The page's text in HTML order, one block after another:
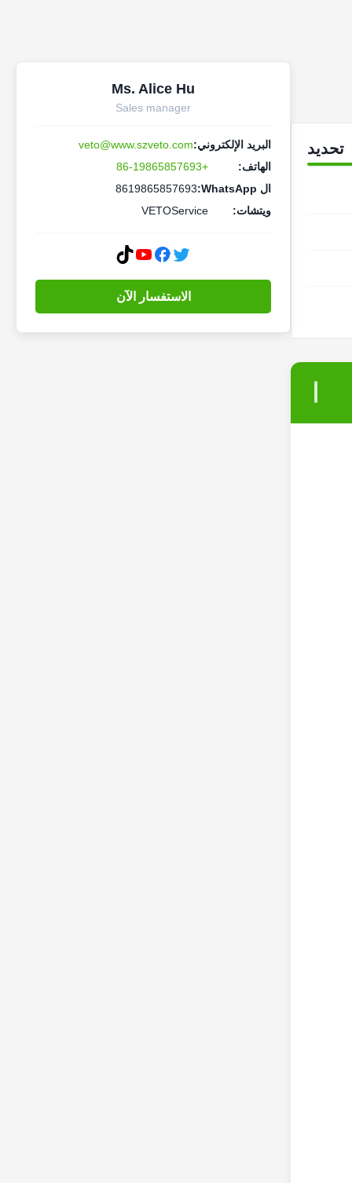
تحديد
Ms. Alice Hu
Sales manager
البريد الإلكتروني:veto@www.szveto.com
الهاتف:
+86-19865857693
ال WhatsApp:
8619865857693
ويتشات:
VETOService
الاستفسار الآن